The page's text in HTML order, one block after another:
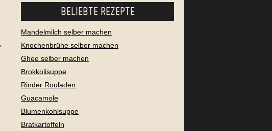
BELIEBTE REZEPTE
Mandelmilch selber machen
Knochenbrühe selber machen
Ghee selber machen
Brokkolisuppe
Rinder Rouladen
Guacamole
Blumenkohlsuppe
Bratkartoffeln